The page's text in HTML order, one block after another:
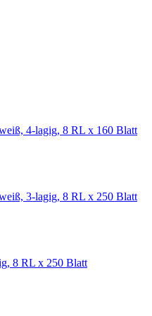
4-lagig, 8 RL x 160 Blatt
3-lagig, 8 RL x 250 Blatt
8 RL x 250 Blatt